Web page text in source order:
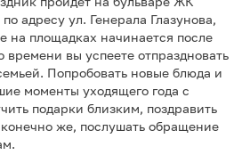
адресу ул. Генерала Глазунова,
на площадках начинается после
времени вы успеете отпраздновать
Попробовать новые блюда и
моменты уходящего года с
подарки близким, поздравить
же, послушать обращение